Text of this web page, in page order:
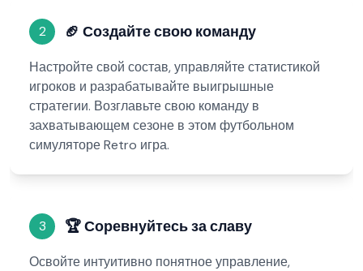
2 🏈 Создайте свою команду
Настройте свой состав, управляйте статистикой
игроков и разрабатывайте выигрышные
стратегии. Возглавьте свою команду в
захватывающем сезоне в этом футбольном
симуляторе Retro игра.
3 🏆Соревнуйтесь за славу
Освойте интуитивно понятное управление,